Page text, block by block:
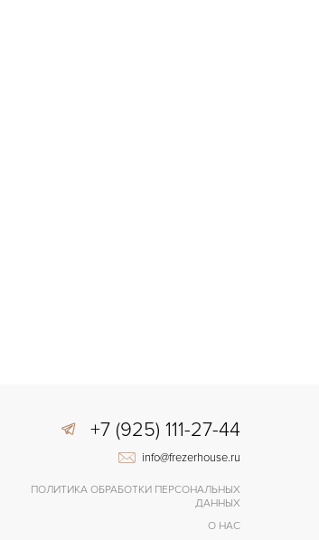
+7 (925) 111-27-44
info@frezerhouse.ru
ПОЛИТИКА ОБРАБОТКИ ПЕРСОНАЛЬНЫХ
ДАННЫХ
О НАС